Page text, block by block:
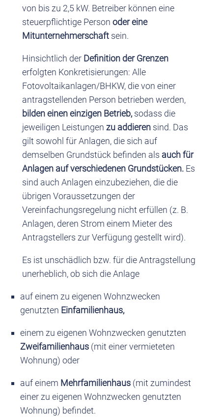
von bis zu 2,5 kW. Betreiber können eine
steuerpflichtige Person oder eine
Mitunternehmerschaft sein.
Hinsichtlich der Definition der Grenzen
erfolgten Konkretisierungen: Alle
Fotovoltaikanlagen/BHKW, die von einer
antragstellenden Person betrieben werden,
bilden einen einzigen Betrieb,sodass die
jeweiligen Leistungen zu addierensind. Das
gilt sowohl für Anlagen, die sich auf
demselben Grundstück befinden als auch für
Anlagen auf verschiedenen Grundstücken.Es
sind auch Anlagen einzubeziehen, die die
übrigen Voraussetzungen der
Vereinfachungsregelung nicht erfüllen (z. B.
Anlagen, deren Strom einem Mieter des
Antragstellers zur Verfügung gestellt wird).
Es ist unschädlich bzw. für die Antragstellung
unerheblich, ob sich die Anlage
auf einem zu eigenen Wohnzwecken
genutzten Einfamilienhaus,
einem zu eigenen Wohnzwecken genutzten
Zweifamilienhaus(mit einer vermieteten
Wohnung) oder
auf einem Mehrfamilienhaus(mit zumindest
einer zu eigenen Wohnzwecken genutzten
Wohnung) befindet.